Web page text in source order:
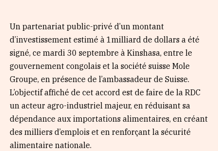
Un partenariat public-privé d’un montant
d’investissement estimé à 1milliard de dollars a été
signé, ce mardi 30 septembre à Kinshasa, entre le
gouvernement congolais et la société suisse Mole
Groupe, en présence de l’ambassadeur de Suisse.
L’objectif affiché de cet accord est de faire de la RDC
un acteur agro-industriel majeur, en réduisant sa
dépendance aux importations alimentaires, en créant
des milliers d’emplois et en renforçant la sécurité
alimentaire nationale.